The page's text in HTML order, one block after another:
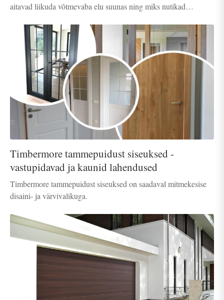
aitavad liikuda võtmevaba elu suunas ning miks nutikad
Timbermore tammepuidust siseuksed -
vastupidavad ja kaunid lahendused
Timbermore tammepuidust siseuksed on saadaval mitmekesise
disaini- ja värvivalikuga.